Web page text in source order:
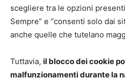
scegliere tra le opzioni
Sempre” e “consenti solo dai
anche quelle che tutelano
Tuttavia, il blocco dei cookie
malfunzionamenti durante la